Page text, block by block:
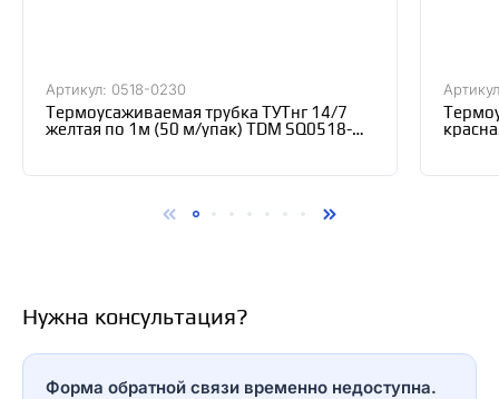
Артикул: 0518-0230
Термоусаживаемая трубка ТУТнг 14/7
желтая по 1м (50 м/упак) TDM SQ0518-
Нужна консультация?
Форма обратной связи временно недоступна.